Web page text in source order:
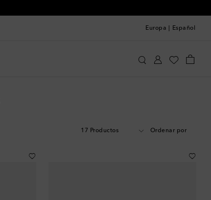
Europa Español
17 Productos Ordenar por